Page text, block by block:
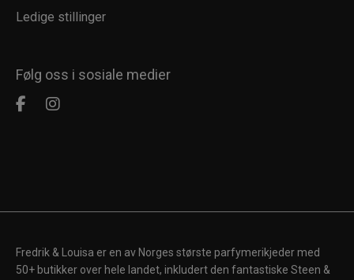
Ledige stillinger
Følg oss i sosiale medier
Fredrik & Louisa er en av Norges største parfymerikjeder med
50+ butikker over hele landet, inkludert den fantastiske Steen &